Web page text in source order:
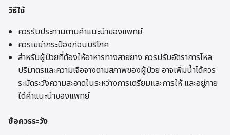
วิธีใช้
ควรรับประทานตามคำแนะนำของแพทย์
ควรเขย่ากระป๋องก่อนบริโภค
สำหรับผู้ป่วยที่ต้องให้อาหารทางสายยาง ควรปรับอัตราการไหล
ปริมาตรและความเจือจางตามสภาพของผู้ป่วย อาจเพิ่มน้ำได้ควร
ระมัดระวังความสะอาดในระหว่างการเตรียมและการให้ และอยู่ภาย
ใต้คำแนะนำของแพทย์
ข้อควรระวัง